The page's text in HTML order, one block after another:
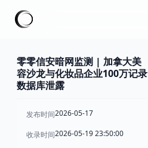
零零信安暗网监测 | 加拿大美
容沙龙与化妆品企业100万记录
数据库泄露
发布时间2026-05-17
收录时间2026-05-19 23:50:00